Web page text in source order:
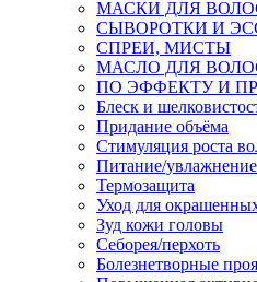
МАСКИ ДЛЯ
СЫВОРОТКИ И
СПРЕИ, МИСТЫ
МАСЛО ДЛЯ
ПО ЭФФЕКТУ И
Блеск и
Придание объёма
Стимуляция роста
Питание/увлажнение
Термозащита
Уход для
Зуд кожи головы
Себорея/перхоть
Болезнетворные